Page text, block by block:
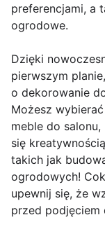
preferencjami, a
ogrodowe.
Dzięki
pierwszym
o dekorowanie
Możesz
meble do
się
takich jak
ogrodowych!
upewnij się, że
przed podjęciem